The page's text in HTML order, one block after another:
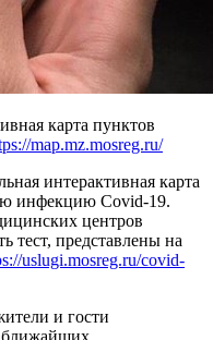
карта пунктов
map.mz.mosreg.ru/
интерактивная карта
инфекцию Covid-19.
центров
тест, представлены на
uslugi.mosreg.ru/covid-
и гости
ближайших